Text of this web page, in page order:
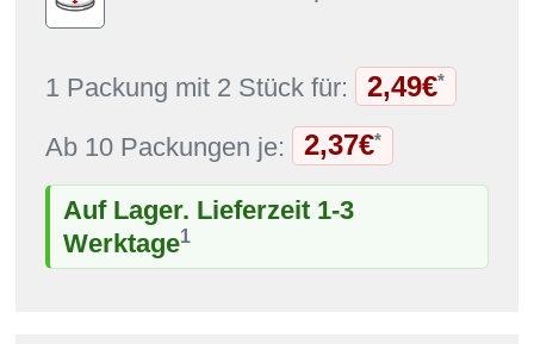
1 Packung mit 2 Stück für: 2,49€*
Ab 10 Packungen je: 2,37€*
Auf Lager. Lieferzeit 1-3
Werktage1